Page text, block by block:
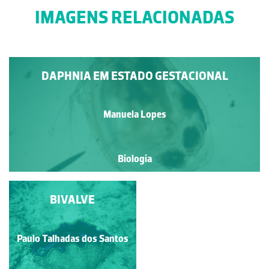
IMAGENS RELACIONADAS
DAPHNIA EM ESTADO GESTACIONAL
Manuela Lopes
Biologia
BOSMINA
LONGIROSTRIS
Manuela Lopes
BIVALVE
Paulo Talhadas dos Santos